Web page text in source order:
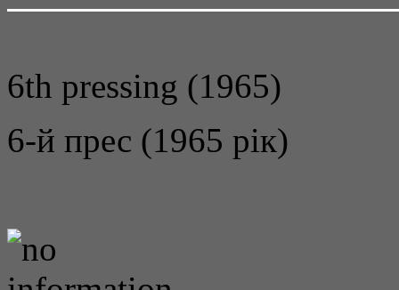
6th pressing (1965)
6-й прес (1965 рік)